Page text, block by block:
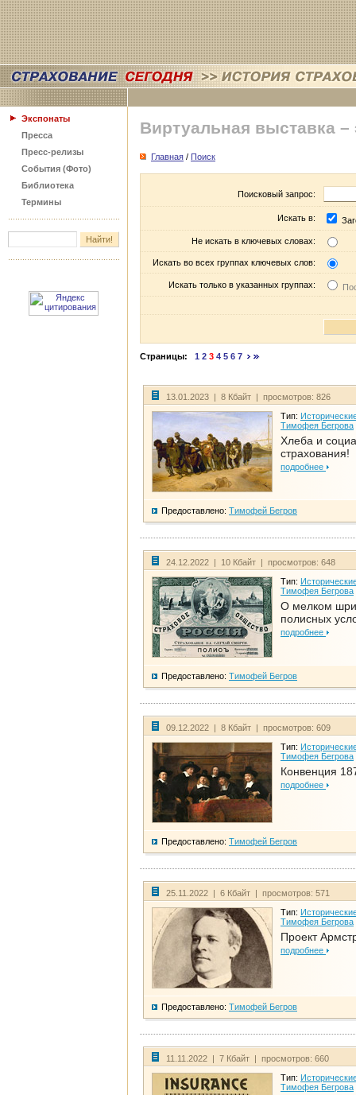
Экспонаты
Пресса
Пресс-релизы
События (Фото)
Библиотека
Термины
Виртуальная выставка –
Главная / Поиск
Поисковый запрос:
Искать в:
Не искать в ключевых словах:
Искать во всех группах ключевых слов:
Искать только в указанных группах:
Страницы: 1 2 3 4 5 6 7
13.01.2023 | 8 Кбайт | просмотров: 826
Тип:
Тимофея Бегрова
Хлеба и
страхования!
подробнее
Предоставлено: Тимофей Бегров
24.12.2022 | 10 Кбайт | просмотров: 648
Тип:
Тимофея Бегрова
О мелком
полисных
подробнее
Предоставлено: Тимофей Бегров
09.12.2022 | 8 Кбайт | просмотров: 609
Тип:
Тимофея Бегрова
Конвенция
подробнее
Предоставлено: Тимофей Бегров
25.11.2022 | 6 Кбайт | просмотров: 571
Тип:
Тимофея Бегрова
Проект
подробнее
Предоставлено: Тимофей Бегров
11.11.2022 | 7 Кбайт | просмотров: 660
Тип:
Тимофея Бегрова